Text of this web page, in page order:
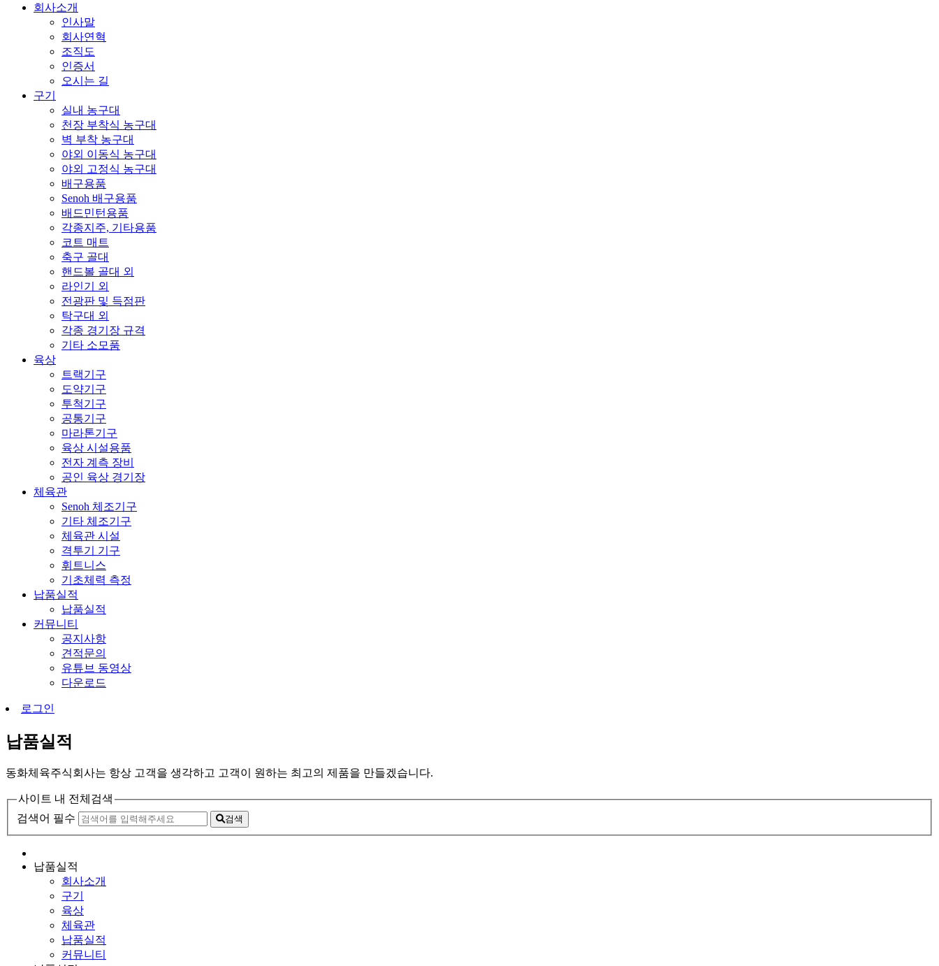
회사소개
인사말
회사연혁
조직도
인증서
오시는 길
구기
실내 농구대
천장 부착식 농구대
벽 부착 농구대
야외 이동식 농구대
야외 고정식 농구대
배구용품
Senoh 배구용품
배드민턴용품
각종지주, 기타용품
코트 매트
축구 골대
핸드볼 골대 외
라인기 외
전광판 및 득점판
탁구대 외
각종 경기장 규격
기타 소모품
육상
트랙기구
도약기구
투척기구
공통기구
마라톤기구
육상 시설용품
전자 계측 장비
공인 육상 경기장
체육관
Senoh 체조기구
기타 체조기구
체육관 시설
격투기 기구
휘트니스
기초체력 측정
납품실적
납품실적
커뮤니티
공지사항
견적문의
유튜브 동영상
다운로드
로그인
납품실적
동화체육주식회사는 항상 고객을 생각하고 고객이 원하는 최고의 제품을 만들겠습니다.
사이트 내 전체검색
검색어 필수
검색
납품실적
회사소개
구기
육상
체육관
납품실적
커뮤니티